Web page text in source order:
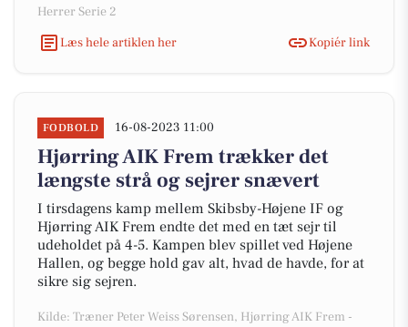
Herrer Serie 2
Læs hele artiklen her
Kopiér link
FODBOLD 16-08-2023 11:00
Hjørring AIK Frem trækker det
længste strå og sejrer snævert
I tirsdagens kamp mellem Skibsby-Højene IF og
Hjørring AIK Frem endte det med en tæt sejr til
udeholdet på 4-5. Kampen blev spillet ved Højene
Hallen, og begge hold gav alt, hvad de havde, for at
sikre sig sejren.
Kilde: Træner Peter Weiss Sørensen, Hjørring AIK Frem -